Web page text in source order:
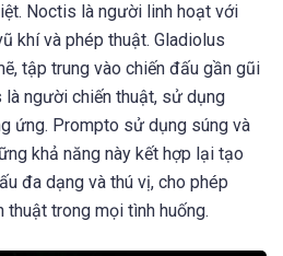
Noctis là người linh hoạt với
khí và phép thuật. Gladiolus
tập trung vào chiến đấu gần gũi
người chiến thuật, sử dụng
ứng. Prompto sử dụng súng và
khả năng này kết hợp lại tạo
đa dạng và thú vị, cho phép
trong mọi tình huống.